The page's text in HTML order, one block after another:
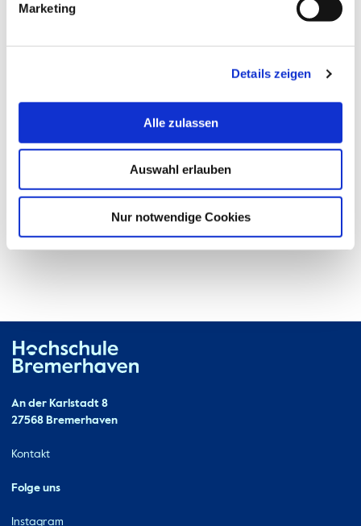
Marketing
Details zeigen
Alle zulassen
Auswahl erlauben
Nur notwendige Cookies
Postanschrift:
An der Karlstadt 8
Kontakt
An der Karlstadt 8
27568 Bremerhaven
Ressourcen
Kontakt
Folge uns
Instagram